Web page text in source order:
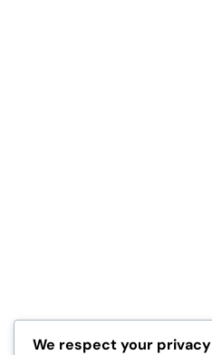
We respect your privacy